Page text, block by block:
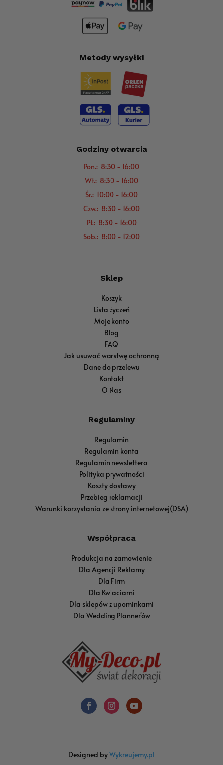
Metody wysyłki
Godziny otwarcia
Pon.: 8:30 - 16:00
Wt.: 8:30 - 16:00
Śr.: 10:00 - 16:00
Czw.: 8:30 - 16:00
Pt.: 8:30 - 16:00
Sob.: 8:00 - 12:00
Sklep
Koszyk
Lista życzeń
Moje konto
Blog
FAQ
Jak usuwać warstwę ochronną
Dane do przelewu
Kontakt
O Nas
Regulaminy
Regulamin
Regulamin konta
Regulamin newslettera
Polityka prywatności
Koszty dostawy
Przebieg reklamacji
Warunki korzystania ze strony internetowej(DSA)
Współpraca
Produkcja na zamowienie
Dla Agencji Reklamy
Dla Firm
Dla Kwiaciarni
Dla sklepów z upominkami
Dla Wedding Planner'ów
Designed byWykreujemy.pl